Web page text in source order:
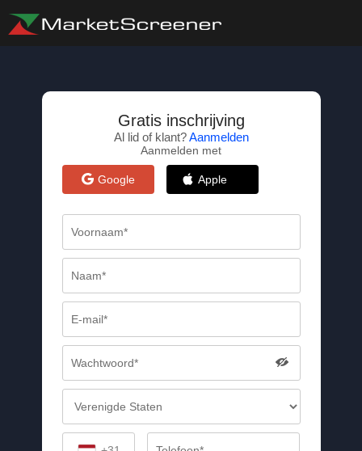
Gratis inschrijving
Al lid of klant?Aanmelden
Aanmelden met
Google Apple